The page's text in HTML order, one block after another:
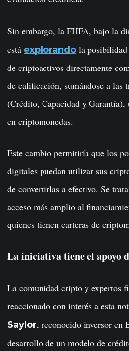
Sin embargo, la FHFA, bajo la
está explorando la
de criptoactivos directamente
de calificación, sumándose a las
(Crédito, Capacidad y Garantía),
en criptomonedas.
Este cambio permitiría que los
digitales puedan utilizar sus
de convertirlas a efectivo. Se
acceso más amplio al
quienes tienen carteras de
La iniciativa tiene el apoyo
La comunidad cripto y expertos
reaccionado con interés a esta
Saylor, reconocido inversor en
desarrollo de un modelo de